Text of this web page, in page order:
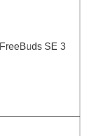
FreeBuds SE 3